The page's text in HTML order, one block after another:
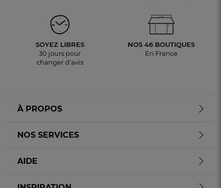
SOYEZ LIBRES
30 jours pour
changer d’avis
NOS 46 BOUTIQUES
En France
À PROPOS
NOS SERVICES
AIDE